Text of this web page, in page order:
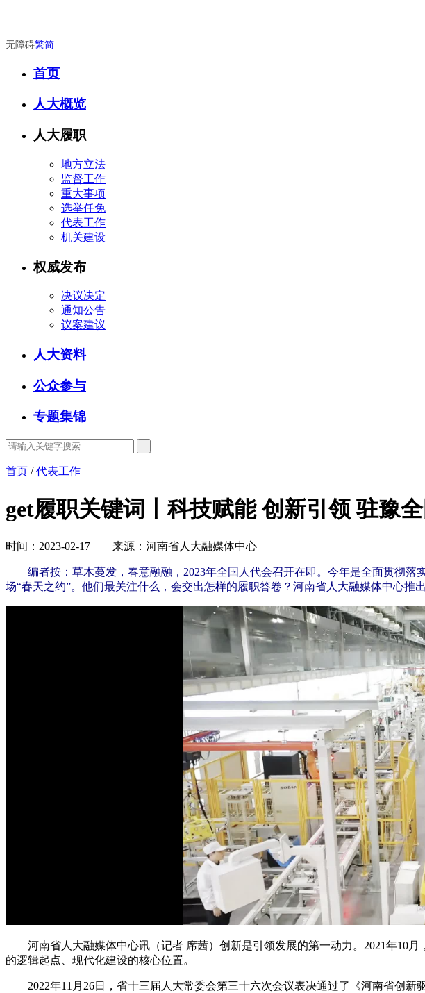
无障碍繁简
首页
人大概览
人大履职
地方立法
监督工作
重大事项
选举任免
代表工作
机关建设
权威发布
决议决定
通知公告
议案建议
人大资料
公众参与
专题集锦
首页 /代表工作
get履职关键词丨科技赋能 创新引领 驻豫
时间：2023-02-17 来源：河南省人大融媒体中心
编者按：草木蔓发，春意融融，2023年全国人代会召开在即。今年是全面贯彻
场“春天之约”。他们最关注什么，会交出怎样的履职答卷？河南省人大融媒体中心推
河南省人大融媒体中心讯（记者 席茜）创新是引领发展的第一动力。2021年10月
的逻辑起点、现代化建设的核心位置。
2022年11月26日，省十三届人大常委会第三十六次会议表决通过了《河南省创新